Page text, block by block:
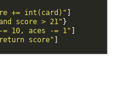
+= int(card)"
score > 21" }
= 10, aces -= 1"
score"